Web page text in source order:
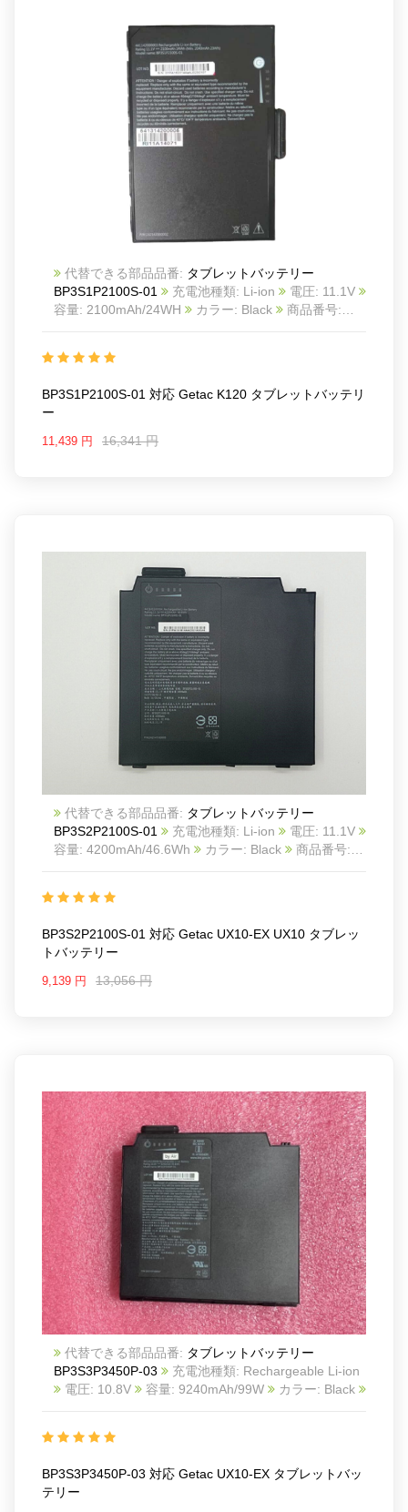
代替できる部品品番: タブレットバッテリー
BP3S1P2100S-01
充電池種類: Li-ion
電圧: 11.1V
容量: 2100mAh/24WH
カラー: Black
商品番号:
For Getac K120
BP3S1P2100S-01 対応 Getac K120 タブレットバッテリ
ー
11,439 円 16,341 円
代替できる部品品番: タブレットバッテリー
BP3S2P2100S-01
充電池種類: Li-ion
電圧: 11.1V
容量: 4200mAh/46.6Wh
カラー: Black
商品番号:
ル: For Getac UX10-EX UX10
BP3S2P2100S-01 対応 Getac UX10-EX UX10 タブレッ
トバッテリー
9,139 円 13,056 円
代替できる部品品番: タブレットバッテリー
BP3S3P3450P-03
充電池種類: Rechargeable Li-ion
電圧: 10.8V
容量: 9240mAh/99W
カラー: Black
Getac UX10-EX
BP3S3P3450P-03 対応 Getac UX10-EX タブレットバッ
テリー